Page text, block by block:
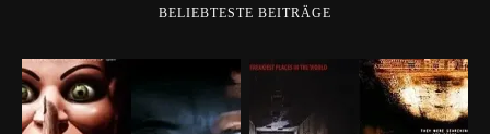
BELIEBTESTE BEITRÄGE